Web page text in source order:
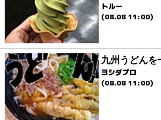
トルー
(08.08 11:00)
九州うどんを
ヨシダプロ
(08.08 11:00)